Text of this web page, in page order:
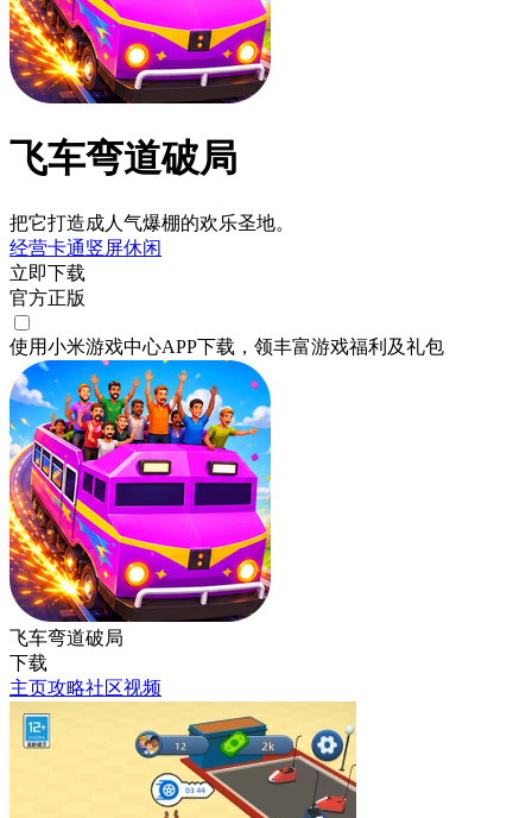
飞车弯道破局
把它打造成人气爆棚的欢乐圣地。
经营卡通竖屏休闲
立即下载
官方正版
使用小米游戏中心APP下载 ，领丰富游戏福利 及礼包
飞车弯道破局
下载
主页攻略社区视频